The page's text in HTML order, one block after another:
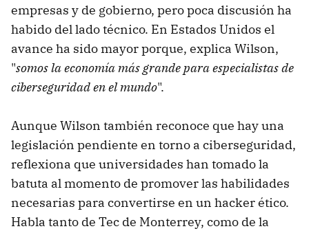
empresas y de gobierno, pero poca discusión ha
habido del lado técnico. En Estados Unidos el
avance ha sido mayor porque, explica Wilson,
"somos la economía más grande para especialistas de
ciberseguridad en el mundo".
Aunque Wilson también reconoce que hay una
legislación pendiente en torno a ciberseguridad,
reflexiona que universidades han tomado la
batuta al momento de promover las habilidades
necesarias para convertirse en un hacker ético.
Habla tanto de Tec de Monterrey, como de la